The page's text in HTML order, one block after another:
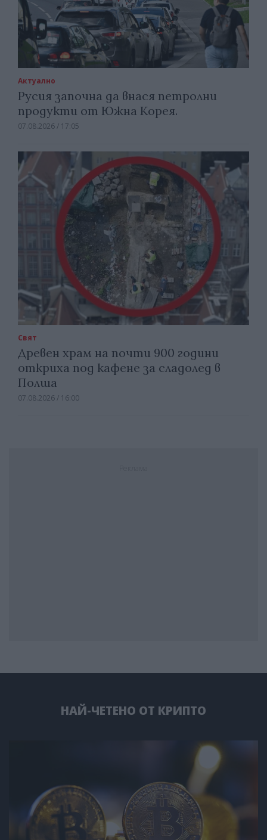
Актуално
Русия започна да внася петролни
продукти от Южна Корея.
07.08.2026 / 17:05
Свят
Древен храм на почти 900 години
откриха под кафене за сладолед в
Полша
07.08.2026 / 16:00
НАЙ-ЧЕТЕНО ОТ КРИПТО